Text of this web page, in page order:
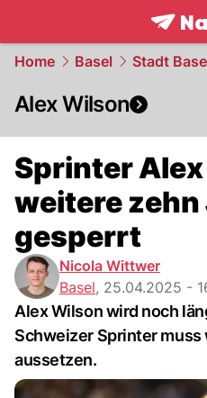
Home Basel Stadt
Alex Wilson
Sprinter
weitere zehn
gesperrt
Nicola Wittwer
Basel, 25.04.2025 -
Alex Wilson wird noch
Schweizer Sprinter
aussetzen.